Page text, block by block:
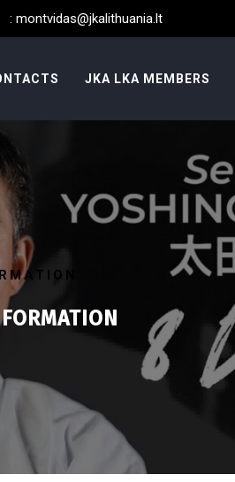
: montvidas@jkalithuania.lt
JKA LKA MEMBERS